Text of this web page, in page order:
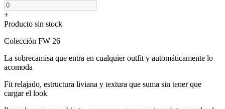
+
Producto sin stock
Colección FW 26
La sobrecamisa que entra en cualquier outfit y automáticamente lo
acomoda
Fit relajado, estructura liviana y textura que suma sin tener que
cargar el look